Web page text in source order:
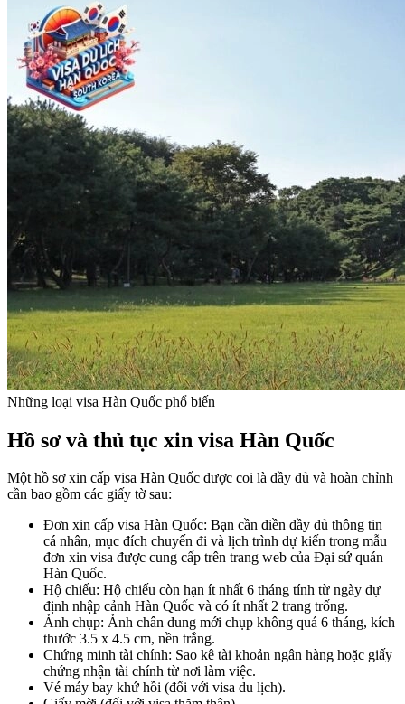
Những loại visa Hàn Quốc phổ biến
Hồ sơ và thủ tục xin visa Hàn Quốc
Một hồ sơ xin cấp visa Hàn Quốc được coi là đầy đủ và hoàn chỉnh
cần bao gồm các giấy tờ sau:
Đơn xin cấp visa Hàn Quốc: Bạn cần điền đầy đủ thông tin
cá nhân, mục đích chuyến đi và lịch trình dự kiến trong mẫu
đơn xin visa được cung cấp trên trang web của Đại sứ quán
Hàn Quốc.
Hộ chiếu: Hộ chiếu còn hạn ít nhất 6 tháng tính từ ngày dự
định nhập cảnh Hàn Quốc và có ít nhất 2 trang trống.
Ảnh chụp: Ảnh chân dung mới chụp không quá 6 tháng, kích
thước 3.5 x 4.5 cm, nền trắng.
Chứng minh tài chính: Sao kê tài khoản ngân hàng hoặc giấy
chứng nhận tài chính từ nơi làm việc.
Vé máy bay khứ hồi (đối với visa du lịch).